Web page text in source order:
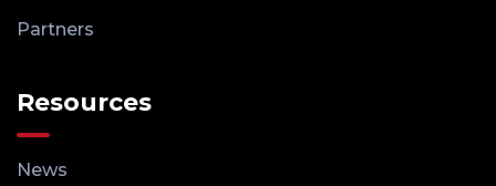
Partners
Resources
News